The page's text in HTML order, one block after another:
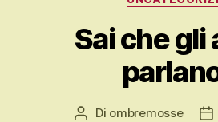
Sai che gli
Autore
Di ombremosse